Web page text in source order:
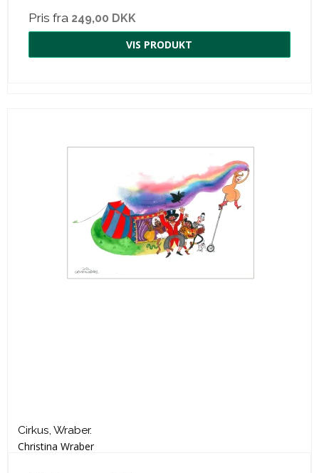
Pris fra 249,00 DKK
VIS PRODUKT
Cirkus, Wraber.
Christina Wraber